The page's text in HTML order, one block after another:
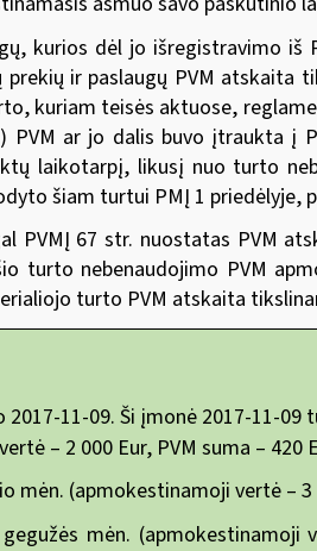
kurios dėl jo išregistravimo
ir paslaugų PVM
kuriam teisės aktuose,
PVM ar jo dalis buvo įtraukta
laikotarpį, likusį nuo turto
šiam turtui PMĮ 1 priedėlyje,
PVMĮ 67 str. nuostatas PVM
turto nebenaudojimo PVM
turto PVM atskaita
11-09. Ši įmonė 2017-11-09
– 2 000 Eur, PVM suma –
mėn. (apmokestinamoji vertė –
mėn.